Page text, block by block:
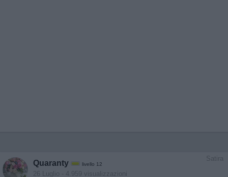
Satira
Quaranty livello 12
26 Luglio - 4.959 visualizzazioni